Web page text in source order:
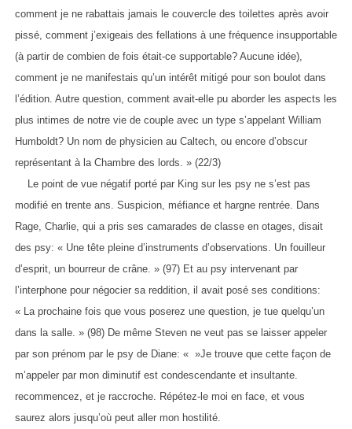
comment je ne rabattais jamais le couvercle des toilettes après avoir
pissé, comment j’exigeais des fellations à une fréquence insupportable
(à partir de combien de fois était-ce supportable? Aucune idée),
comment je ne manifestais qu’un intérêt mitigé pour son boulot dans
l’édition. Autre question, comment avait-elle pu aborder les aspects les
plus intimes de notre vie de couple avec un type s’appelant William
Humboldt? Un nom de physicien au Caltech, ou encore d’obscur
représentant à la Chambre des lords. » (22/3)
Le point de vue négatif porté par King sur les psy ne s’est pas
modifié en trente ans. Suspicion, méfiance et hargne rentrée. Dans
Rage, Charlie, qui a pris ses camarades de classe en otages, disait
des psy: « Une tête pleine d’instruments d’observations. Un fouilleur
d’esprit, un bourreur de crâne. » (97) Et au psy intervenant par
l’interphone pour négocier sa reddition, il avait posé ses conditions:
« La prochaine fois que vous poserez une question, je tue quelqu’un
dans la salle. » (98) De même Steven ne veut pas se laisser appeler
par son prénom par le psy de Diane: « »Je trouve que cette façon de
m’appeler par mon diminutif est condescendante et insultante.
recommencez, et je raccroche. Répétez-le moi en face, et vous
saurez alors jusqu’où peut aller mon hostilité.